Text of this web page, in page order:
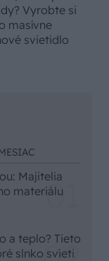
Vyrobte si
masívne
svietidlo
Majitelia
materiálu
a teplo? Tieto
slnko svieti